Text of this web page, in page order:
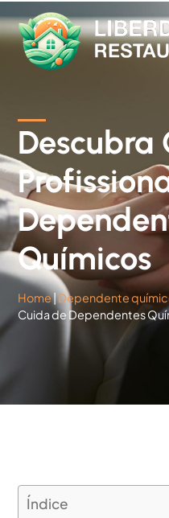
Descubra
Químicos
Home|Dependente
Cuida de Dependentes
Índice